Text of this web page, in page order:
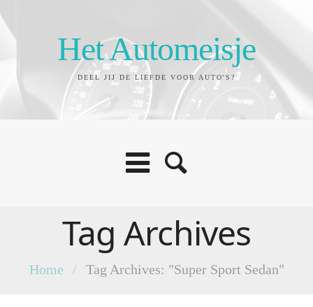
Het Automeisje
DEEL JIJ DE LIEFDE VOOR AUTO'S?
Tag Archives
Home / Tag Archives: "Super Sport Sedan"